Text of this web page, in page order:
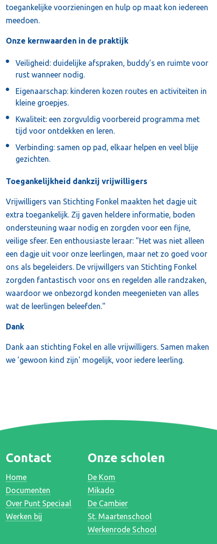
toegankelijke voorzieningen en hulp op maat kon iedereen
meedoen.
Onze kernwaarden in de praktijk
Veiligheid: duidelijke afspraken, buddy's en ruimte voor
rust wanneer nodig.
Eigenaarschap: kinderen kozen routes en activiteiten in
kleine groepjes.
Kwaliteit: een zorgvuldig voorbereid programma met
tijd voor ontdekken en leren.
Verbinding: samen op pad, elkaar helpen en veel blije
gezichten.
Toegankelijkheid dankzij vrijwilligers
Vrijwilligers van Stichting Fonkel maakten het dagje uit
extra toegankelijk. Zij gaven heldere informatie, boden
ondersteuning waar nodig en zorgden voor een fijne,
veilige sfeer. Een enthousiaste leraar: "Het was niet alleen
een dagje uit voor onze leerlingen, maar net zo goed voor
ons als begeleiders. De vrijwillgers van Stichting Fonkel
zorgden fantastisch voor ons en regelden alle randzaken,
waardoor we onbezorgd konden meegenieten van alles
wat de leerlingen beleefden."
Dank
Dank aan stichting Fokel en alle vrijwilligers. Samen maken
we 'gewoon kind zijn' mogelijk, voor iedere leerling.
Contact
Home
Documenten
Over Punt Speciaal
Werken bij
Onze scholen
De Kom
Mikado
De Cambier
St. Maartenschool
Werkenrode School